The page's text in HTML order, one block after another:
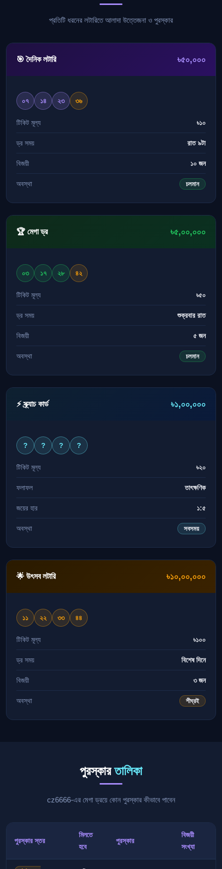
প্রতিটি ধরনের লটারিতে আলাদা উত্তেজনা ও পুরস্কার
🎯 দৈনিক লটারি ৳৫০,০০০
০৭ ১৪ ২৩ ৩৬
টিকিট মূল্য ৳১০
ড্র সময় রাত ৯টা
বিজয়ী ১০ জন
অবস্থা চলমান
🏆 মেগা ড্র ৳৫,০০,০০০
০৩ ১৭ ২৮ ৪২
টিকিট মূল্য ৳৫০
ড্র সময় শুক্রবার রাত
বিজয়ী ৫ জন
অবস্থা চলমান
⚡ স্ক্র্যাচ কার্ড ৳১,০০,০০০
? ? ? ?
টিকিট মূল্য ৳২০
ফলাফল তাৎক্ষণিক
জয়ের হার ১:৫
অবস্থা সবসময়
🌟 উৎসব লটারি ৳১০,০০,০০০
১১ ২২ ৩৩ ৪৪
টিকিট মূল্য ৳১০০
ড্র সময় বিশেষ দিনে
বিজয়ী ৩ জন
অবস্থা শীঘ্রই
পুরস্কারতালিকা
cz6666-এর মেগা ড্রয়ে কোন পুরস্কার কীভাবে পাবেন
পুরস্কার স্তর
মিলতে
হবে
পুরস্কার
বিজয়ী
সংখ্যা